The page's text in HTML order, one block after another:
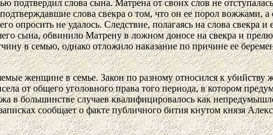
слова сына. Матрена от своих слов не
слова свекра о том, что он ее порол вожжами,
не удалось. Следствие, полагаясь на слова свекра и
сына, обвинило Матрену в ложном доносе на свекра и
в семью, однако отложило наказание по причине ее
женщине в семье. Закон по разному относился к
от общего уголовного права того периода, в котором
в большинстве случаев квалифицировалось как
сообщает о факте публичного бития кнутом князя